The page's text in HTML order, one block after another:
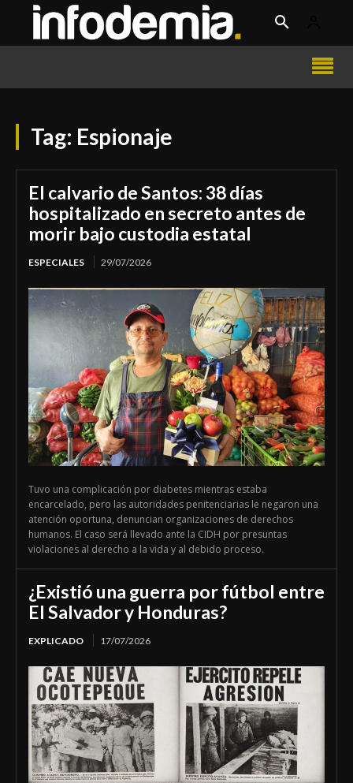
Tag: Espionaje
El calvario de Santos: 38 días
hospitalizado en secreto antes de
morir bajo custodia estatal
ESPECIALES 29/07/2026
Tuvo una complicación por diabetes mientras estaba
encarcelado, pero las autoridades penitenciarias le negaron una
atención oportuna, denuncian organizaciones de derechos
humanos. El caso será llevado ante la CIDH por presuntas
violaciones al derecho a la vida y al debido proceso.
¿Existió una guerra por fútbol entre
El Salvador y Honduras?
EXPLICADO 17/07/2026